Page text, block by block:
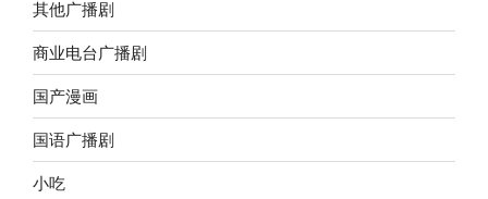
其他广播剧
商业电台广播剧
国产漫画
国语广播剧
小吃